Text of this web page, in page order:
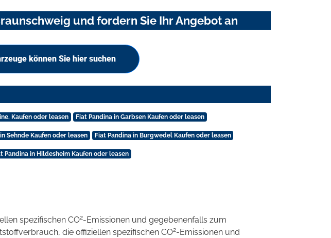
und fordern Sie Ihr Angebot an
können Sie hier suchen
Kaufen oder leasen Fiat Pandina in Garbsen Kaufen oder leasen
Sehnde Kaufen oder leasen Fiat Pandina in Burgwedel Kaufen oder leasen
Pandina in Hildesheim Kaufen oder leasen
spezifischen CO2-Emissionen und gegebenenfalls zum
die offiziellen spezifischen CO2-Emissionen und